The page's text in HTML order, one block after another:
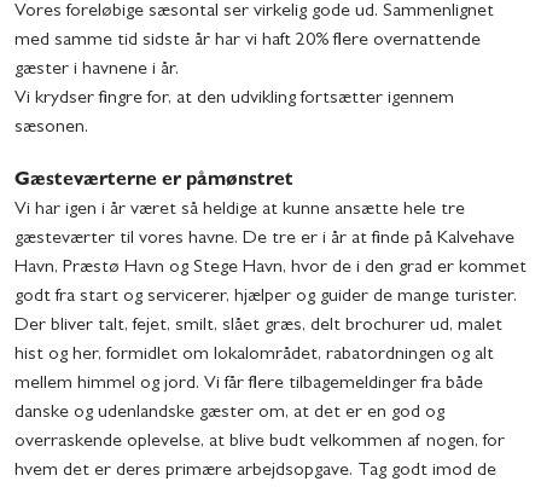
Vores foreløbige sæsontal ser virkelig gode ud. Sammenlignet
med samme tid sidste år har vi haft 20% flere overnattende
gæster i havnene i år.
Vi krydser fingre for, at den udvikling fortsætter igennem
sæsonen.
Gæsteværterne er påmønstret
Vi har igen i år været så heldige at kunne ansætte hele tre
gæsteværter til vores havne. De tre er i år at finde på Kalvehave
Havn, Præstø Havn og Stege Havn, hvor de i den grad er kommet
godt fra start og servicerer, hjælper og guider de mange turister.
Der bliver talt, fejet, smilt, slået græs, delt brochurer ud, malet
hist og her, formidlet om lokalområdet, rabatordningen og alt
mellem himmel og jord. Vi får flere tilbagemeldinger fra både
danske og udenlandske gæster om, at det er en god og
overraskende oplevelse, at blive budt velkommen af nogen, for
hvem det er deres primære arbejdsopgave. Tag godt imod de